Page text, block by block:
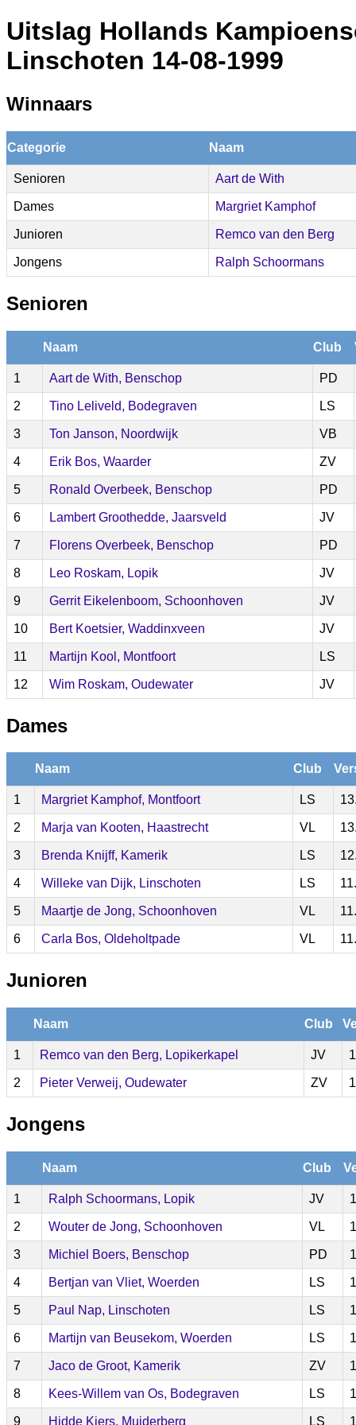
Uitslag Hollands
Linschoten 14-08-1999
Winnaars
Categorie Naam
Senioren Aart de With
Dames Margriet Kamphof
Junioren Remco van den Berg
Jongens Ralph Schoormans
Senioren
Naam Club
1 Aart de With, Benschop PD
2 Tino Leliveld, Bodegraven LS
3 Ton Janson, Noordwijk VB
4 Erik Bos, Waarder ZV
5 Ronald Overbeek, Benschop PD
6 Lambert Groothedde, Jaarsveld JV
7 Florens Overbeek, Benschop PD
8 Leo Roskam, Lopik JV
9 Gerrit Eikelenboom, Schoonhoven JV
10 Bert Koetsier, Waddinxveen JV
11 Martijn Kool, Montfoort LS
12 Wim Roskam, Oudewater JV
Dames
Naam Club
1 Margriet Kamphof, Montfoort LS
2 Marja van Kooten, Haastrecht VL
3 Brenda Knijff, Kamerik LS
4 Willeke van Dijk, Linschoten LS
5 Maartje de Jong, Schoonhoven VL
6 Carla Bos, Oldeholtpade VL
Junioren
Naam Club
1 Remco van den Berg, Lopikerkapel JV
2 Pieter Verweij, Oudewater ZV
Jongens
Naam Club
1 Ralph Schoormans, Lopik JV
2 Wouter de Jong, Schoonhoven VL
3 Michiel Boers, Benschop PD
4 Bertjan van Vliet, Woerden LS
5 Paul Nap, Linschoten LS
6 Martijn van Beusekom, Woerden LS
7 Jaco de Groot, Kamerik ZV
8 Kees-Willem van Os, Bodegraven LS
9 Hidde Kiers, Muiderberg LS